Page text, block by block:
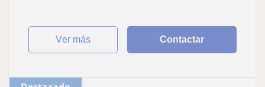
ver más Contactar